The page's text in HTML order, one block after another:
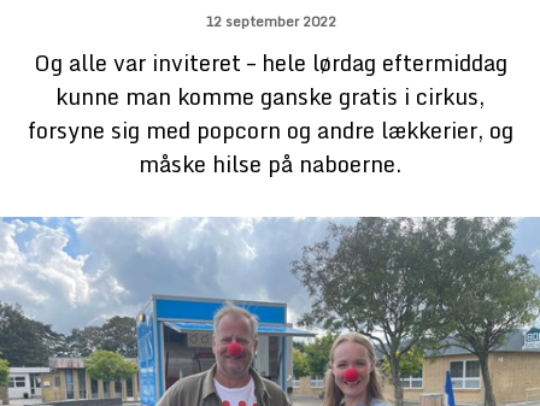
12 september 2022
Og alle var inviteret – hele lørdag eftermiddag
kunne man komme ganske gratis i cirkus,
forsyne sig med popcorn og andre lækkerier, og
måske hilse på naboerne.